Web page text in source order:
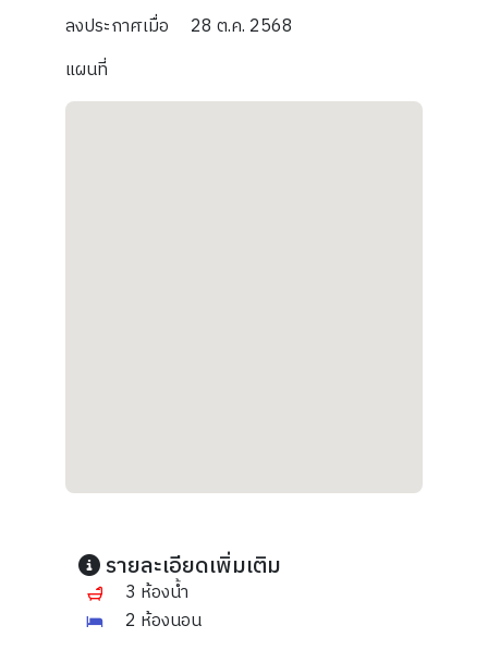
ลงประกาศเมื่อ
28 ต.ค. 2568
แผนที่
รายละเอียดเพิ่มเติม
3 ห้องน้ำ
2 ห้องนอน